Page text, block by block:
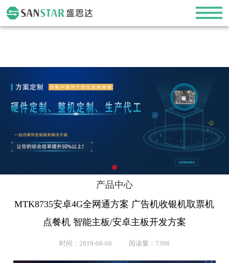
产品中心
MTK8735安卓4G全网通方案 广告机收银机取票机
点餐机 智能主板/安卓主板开发方案
时间：2019-08-08 阅读量：7398